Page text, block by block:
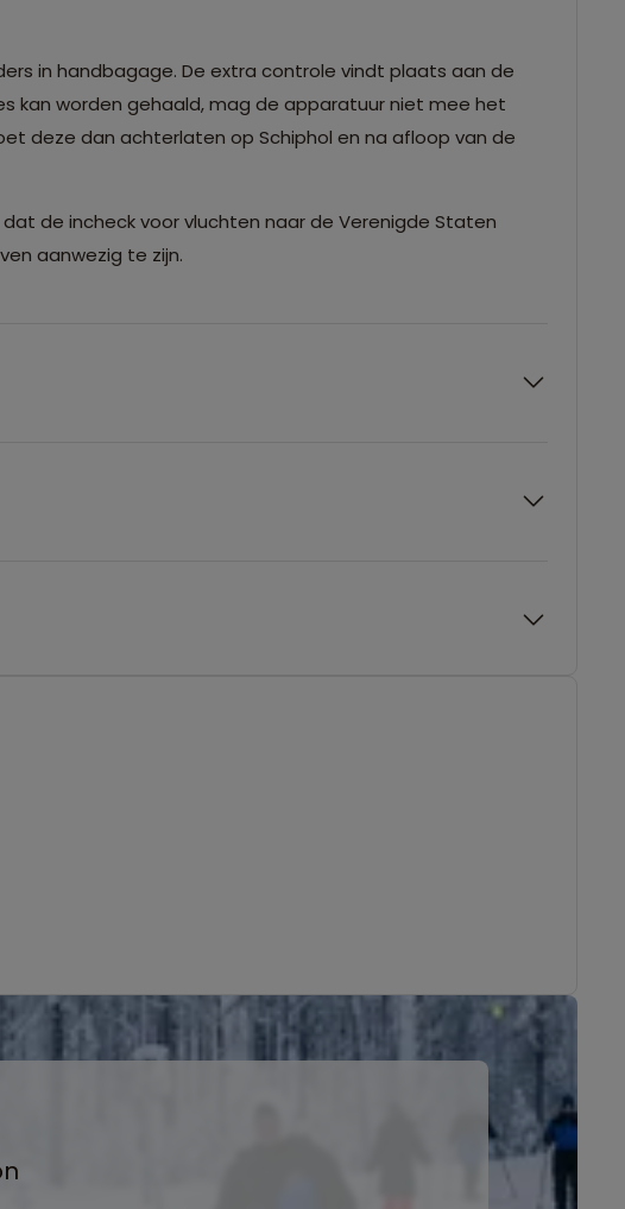
in handbagage. De extra controle vindt plaats aan de
kan worden gehaald, mag de apparatuur niet mee het
deze dan achterlaten op Schiphol en na afloop van de
de incheck voor vluchten naar de Verenigde Staten
aanwezig te zijn.